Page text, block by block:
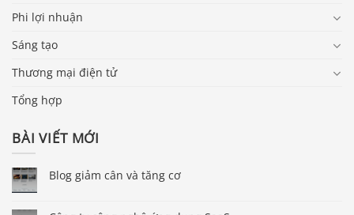
Phi lợi nhuận
Sáng tạo
Thương mại điện tử
Tổng hợp
BÀI VIẾT MỚI
Blog giảm cân và tăng cơ